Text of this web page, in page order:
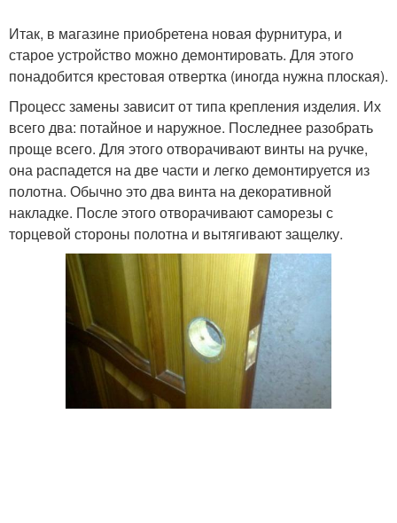
Итак, в магазине приобретена новая фурнитура, и
старое устройство можно демонтировать. Для этого
понадобится крестовая отвертка (иногда нужна плоская).
Процесс замены зависит от типа крепления изделия. Их
всего два: потайное и наружное. Последнее разобрать
проще всего. Для этого отворачивают винты на ручке,
она распадется на две части и легко демонтируется из
полотна. Обычно это два винта на декоративной
накладке. После этого отворачивают саморезы с
торцевой стороны полотна и вытягивают защелку.